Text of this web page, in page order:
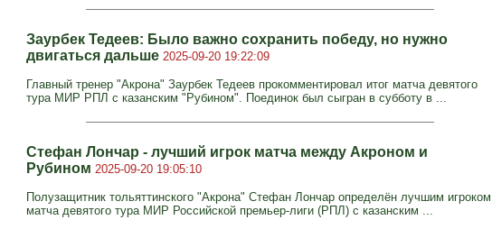
Заурбек Тедеев: Было важно сохранить победу, но нужно
двигаться дальше 2025-09-20 19:22:09
Главный тренер "Акрона" Заурбек Тедеев прокомментировал итог матча девятого
тура МИР РПЛ с казанским "Рубином". Поединок был сыгран в субботу в ...
Стефан Лончар - лучший игрок матча между Акроном и
Рубином 2025-09-20 19:05:10
Полузащитник тольяттинского "Акрона" Стефан Лончар определён лучшим игроком
матча девятого тура МИР Российской премьер‑лиги (РПЛ) с казанским ...